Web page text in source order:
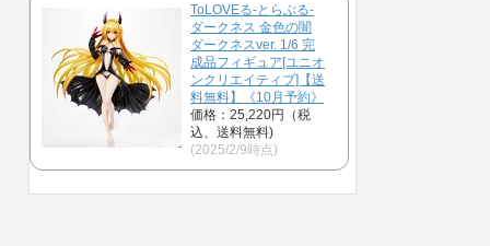
ToLOVEる-とらぶる-
ダークネス 金色の闇
ダークネスver. 1/6 完
成品フィギュア[ユニオ
ンクリエイティブ]【送
料無料】《10月予約》
価格：25,220円（税
込、送料無料)
(2025/2/9時点)